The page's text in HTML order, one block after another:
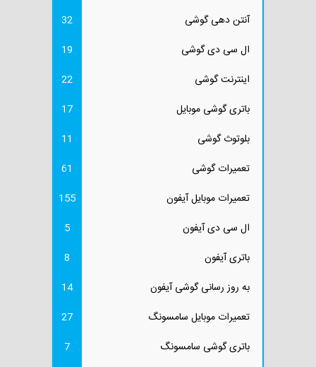
آنتن دهی گوشی
32
ال سی دی گوشی
19
اینترنت گوشی
22
باتری گوشی موبایل
17
بلوتوث گوشی
11
تعمیرات گوشی
61
تعمیرات موبایل آیفون
155
ال سی دی آیفون
5
باتری آیفون
8
به روز رسانی گوشی آیفون
14
تعمیرات موبایل سامسونگ
27
باتری گوشی سامسونگ
7